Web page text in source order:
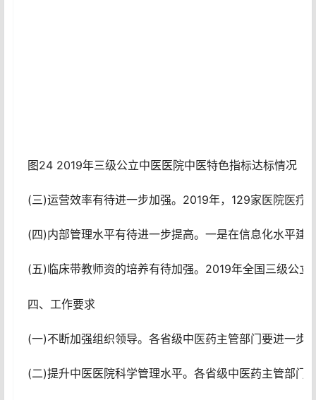
图24 2019年三级公立中医医院中医特色指标达标情况
(三)运营效率有待进一步加强。2019年，129家医院医疗
(四)内部管理水平有待进一步提高。一是在信息化水平
(五)临床带教师资的培养有待加强。2019年全国三级公
四、工作要求
(一)不断加强组织领导。各省级中医药主管部门要进一步
(二)提升中医医院科学管理水平。各省级中医药主管部门